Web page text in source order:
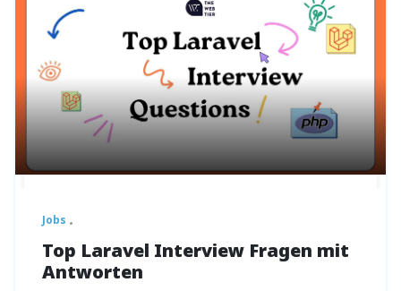
Jobs
Top Laravel Interview Fragen mit
Antworten